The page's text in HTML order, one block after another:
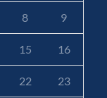
8 9
15 16
22 23